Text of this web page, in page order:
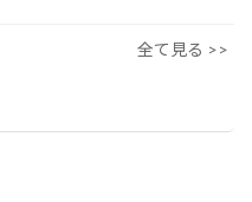
全て見る >>